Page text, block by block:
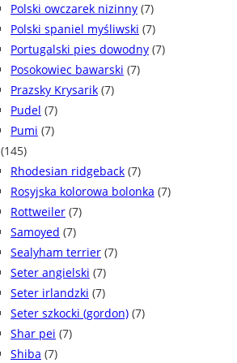
Polski owczarek nizinny (7)
Polski spaniel myśliwski (7)
Portugalski pies dowodny (7)
Posokowiec bawarski (7)
Prazsky Krysarik (7)
Pudel (7)
Pumi (7)
(145)
Rhodesian ridgeback (7)
Rosyjska kolorowa bolonka (7)
Rottweiler (7)
Samoyed (7)
Sealyham terrier (7)
Seter angielski (7)
Seter irlandzki (7)
Seter szkocki (gordon) (7)
Shar pei (7)
Shiba (7)